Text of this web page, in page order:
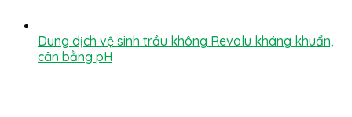
Dung dịch vệ sinh trầu không Revolu kháng khuẩn,
cân bằng pH